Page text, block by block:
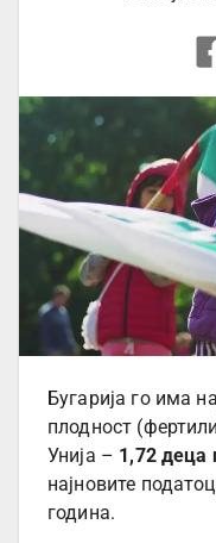
Бугарија го има
плодност
Унија – 1,72 деца
најновите
година.